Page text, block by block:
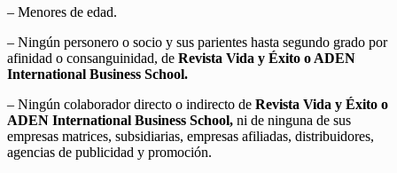
– Menores de edad.
– Ningún personero o socio y sus parientes hasta segundo grado por
afinidad o consanguinidad, de Revista Vida y Éxito o ADEN
International Business School.
– Ningún colaborador directo o indirecto de Revista Vida y Éxito o
ADEN International Business School, ni de ninguna de sus
empresas matrices, subsidiarias, empresas afiliadas, distribuidores,
agencias de publicidad y promoción.